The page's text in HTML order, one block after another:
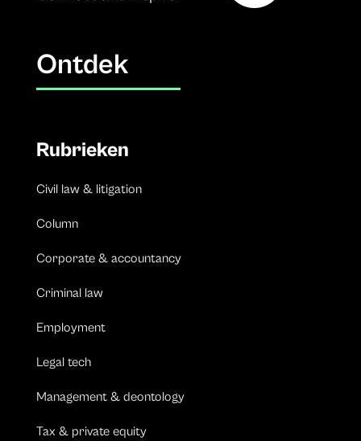
Ontdek
Rubrieken
Civil law & litigation
Column
Corporate & accountancy
Criminal law
Employment
Legal tech
Management & deontology
Tax & private equity